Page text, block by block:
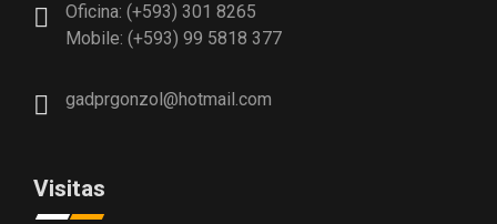
Oficina: (+593) 301 8265
Mobile: (+593) 99 5818 377
gadprgonzol@hotmail.com
Visitas